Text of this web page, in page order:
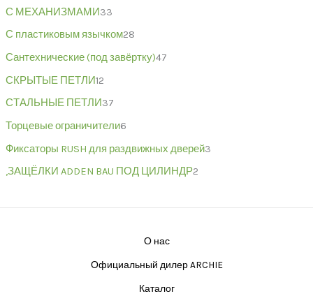
С МЕХАНИЗМАМИ33
С пластиковым язычком28
Сантехнические (под завёртку)47
СКРЫТЫЕ ПЕТЛИ12
СТАЛЬНЫЕ ПЕТЛИ37
Торцевые ограничители6
Фиксаторы RUSH для раздвижных дверей3
,ЗАЩЁЛКИ ADDEN BAU ПОД ЦИЛИНДР2
О нас
Официальный дилер ARCHIE
Каталог